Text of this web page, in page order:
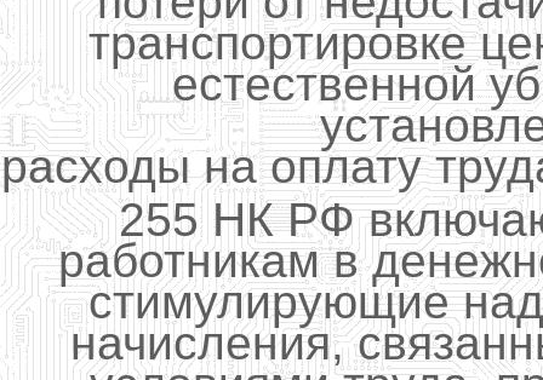
транспортировке
естественной
расходы на оплату
255 НК РФ
работникам в
стимулирующие
начисления,